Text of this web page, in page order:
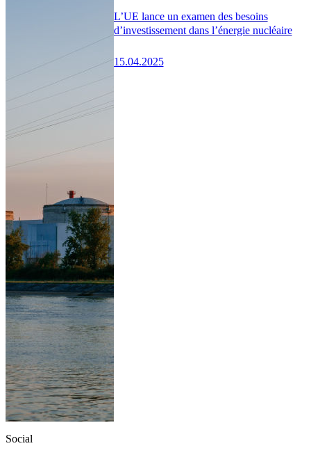
L’UE lance un examen des besoins
d’investissement dans l’énergie nucléaire
15.04.2025
Social